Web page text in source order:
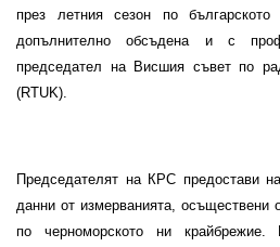
през летния сезон по
допълнително обсъдена и с
председател на Висшия съвет по
(RTUK).
Председателят на КРС предостави
данни от измерванията, осъществени
по черноморското ни